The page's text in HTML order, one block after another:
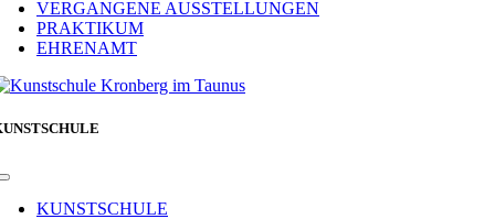
VERGANGENE AUSSTELLUNGEN
PRAKTIKUM
EHRENAMT
Toggle
NavigationKUNSTSCHULE